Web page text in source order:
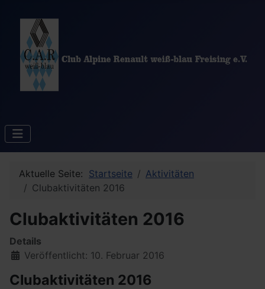
Aktuelle Seite: Startseite
Aktivitäten
Clubaktivitäten 2016
Clubaktivitäten 2016
Details
Veröffentlicht: 10. Februar 2016
Clubaktivitäten 2016